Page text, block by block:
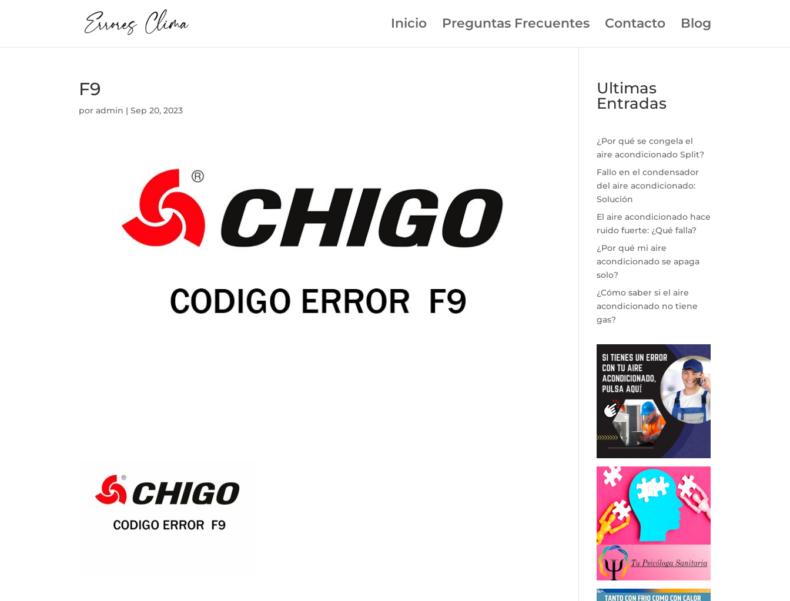
Inicio Preguntas Frecuentes Contacto Blog
F9
poradmin |Sep 20, 2023
Ultimas
Entradas
¿Por qué se congela el
aire acondicionado Split?
Fallo en el condensador
del aire acondicionado:
Solución
El aire acondicionado hace
ruido fuerte: ¿Qué falla?
¿Por qué mi aire
acondicionado se apaga
solo?
¿Cómo saber si el aire
acondicionado no tiene
gas?